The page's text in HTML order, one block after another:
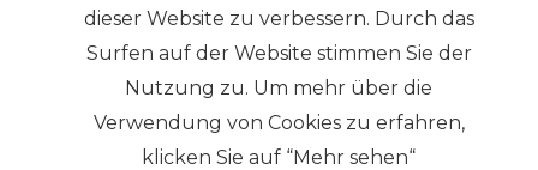
Abonnieren
dieser Website zu verbessern. Durch das
Surfen auf der Website stimmen Sie der
Nutzung zu. Um mehr über die
Verwendung von Cookies zu erfahren,
klicken Sie auf “Mehr sehen“